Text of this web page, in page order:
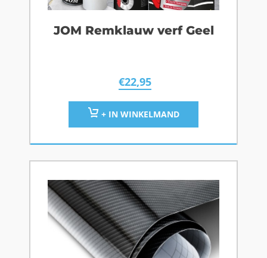
JOM Remklauw verf Geel
€22,95
+ IN WINKELMAND